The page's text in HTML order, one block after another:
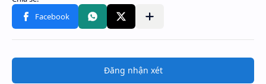
Đăng nhận xét